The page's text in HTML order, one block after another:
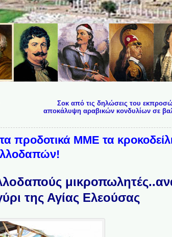
Σοκ από τις δηλώσεις του
αποκάλυψη αραβικών κονδυλίων σε
προδοτικά ΜΜΕ τα
της Αγίας Ελεούσας